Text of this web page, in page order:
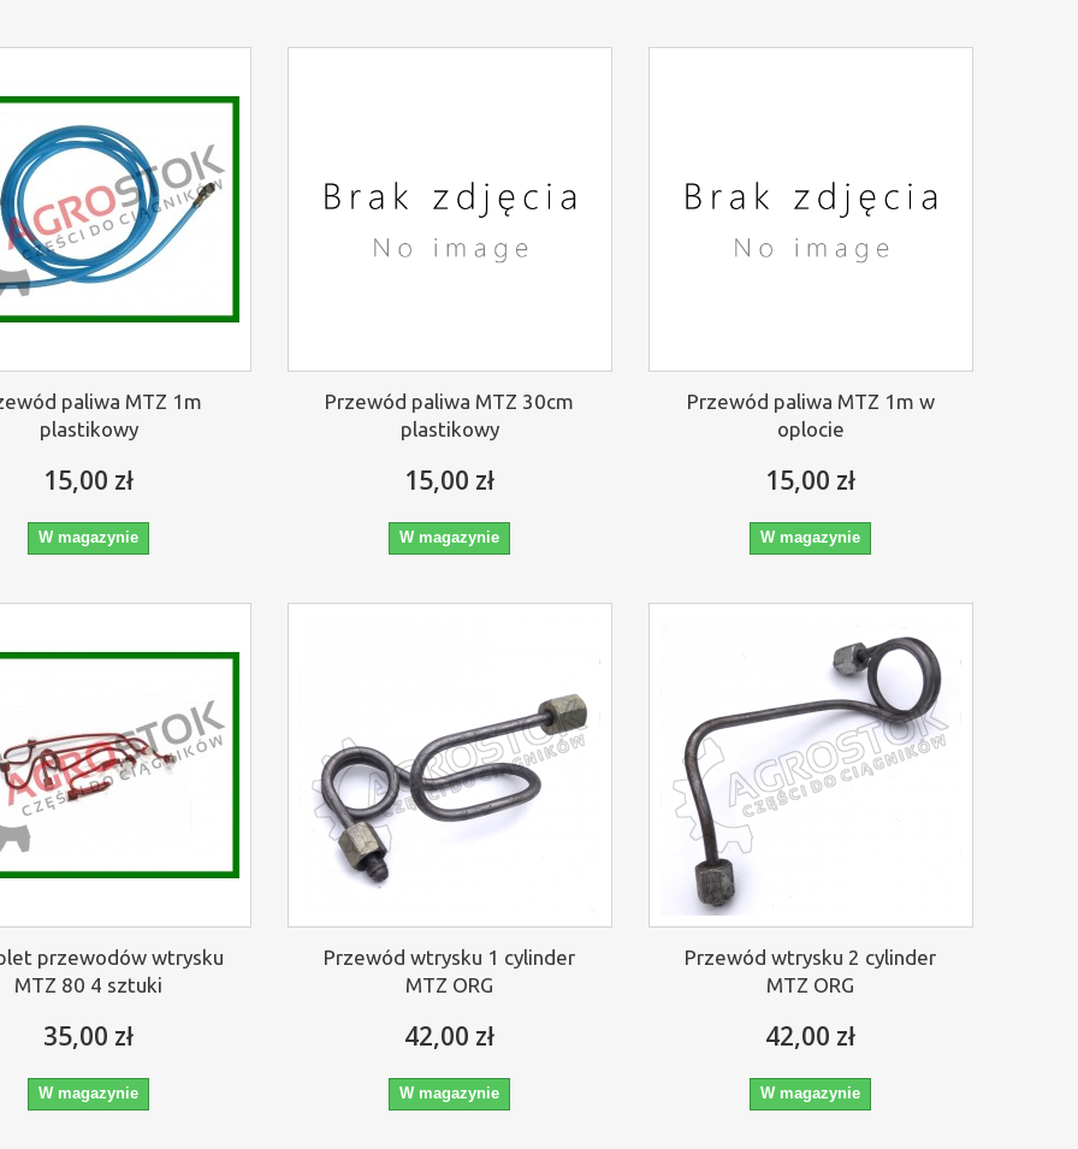
paliwa MTZ 1m
plastikowy
15,00 zł
W magazynie
Przewód paliwa MTZ 30cm
plastikowy
15,00 zł
W magazynie
Przewód paliwa MTZ 1m w
oplocie
15,00 zł
W magazynie
przewodów wtrysku
MTZ 80 4 sztuki
35,00 zł
W magazynie
Przewód wtrysku 1 cylinder
MTZ ORG
42,00 zł
W magazynie
Przewód wtrysku 2 cylinder
MTZ ORG
42,00 zł
W magazynie